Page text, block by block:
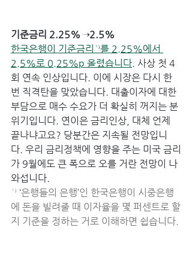
기준금리 2.25%→2.5%
한국은행이 기준금리¹⁾를 2.25%에서
2.5%로 0.25%p 올렸습니다. 사상 첫 4
회 연속 인상입니다. 이에 시장은 다시 한
번 직격탄을 맞았습니다. 대출이자에 대한
부담으로 매수 수요가 더 확실히 꺼지는 분
위기입니다. 연이은 금리인상, 대체 언제
끝나냐고요? 당분간은 지속될 전망입니
다. 우리 금리정책에 영향을 주는 미국 금리
가 9월에도 큰 폭으로 오를 거란 전망이 나
와섭니다.
¹⁾ ‘은행들의 은행’인 한국은행이 시중은행
에 돈을 빌려줄 때 이자율을 몇 퍼센트로 할
지 기준을 정하는 거로 이해하면 쉽습니다.